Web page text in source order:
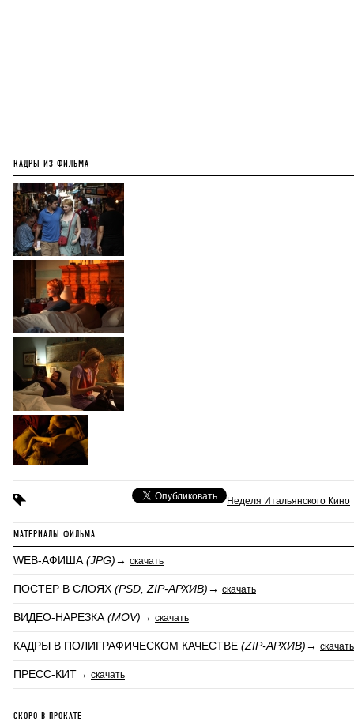
КАДРЫ ИЗ ФИЛЬМА
Неделя Итальянского Кино
МАТЕРИАЛЫ ФИЛЬМА
WEB-АФИША (JPG)→ скачать
ПОСТЕР В СЛОЯХ (PSD, ZIP-АРХИВ)→ скачать
ВИДЕО-НАРЕЗКА (MOV)→ скачать
КАДРЫ В ПОЛИГРАФИЧЕСКОМ КАЧЕСТВЕ (ZIP-АРХИВ)→ скачать
ПРЕСС-КИТ→ скачать
СКОРО В ПРОКАТЕ